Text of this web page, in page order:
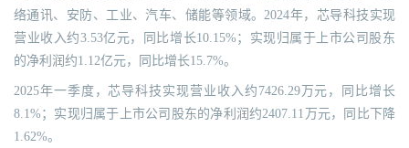
络通讯、安防、工业、汽车、储能等领域。2024年，芯导科技实现
营业收入约3.53亿元，同比增长10.15%；实现归属于上市公司股东
的净利润约1.12亿元，同比增长15.7%。
2025年一季度，芯导科技实现营业收入约7426.29万元，同比增长
8.1%；实现归属于上市公司股东的净利润约2407.11万元，同比下降
1.62%。